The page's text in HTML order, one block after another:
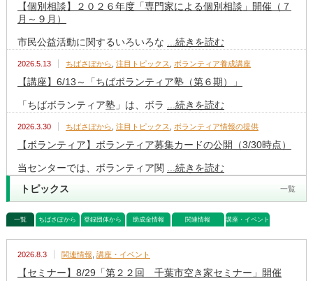
【個別相談】２０２６年度「専門家による個別相談」開催（７
月～９月）
市民公益活動に関するいろいろな ...続きを読む
2026.5.13 ちばさぽから 注目トピックス ボランティア養成講座
【講座】6/13～「ちばボランティア塾（第６期）」
「ちばボランティア塾」は、ボラ ...続きを読む
2026.3.30 ちばさぽから 注目トピックス ボランティア情報の提供
【ボランティア】ボランティア募集カードの公開（3/30時点）
当センターでは、ボランティア関
...続きを読む
トピックス
一覧
一覧 ちばさぽから 登録団体から 助成金情報 関連情報 講座・イベント
2026.8.3 関連情報 講座・イベント
【セミナー】8/29「第２２回 千葉市空き家セミナー」開催